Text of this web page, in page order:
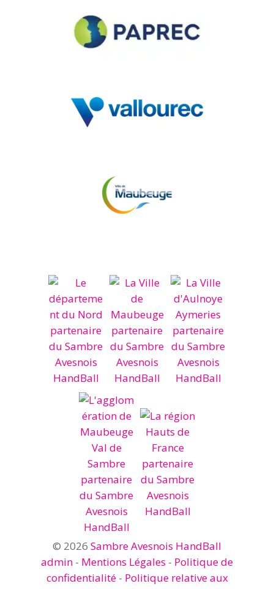
© 2026 Sambre Avesnois HandBall
admin - Mentions Légales - Politique de
confidentialité- Politique relative aux